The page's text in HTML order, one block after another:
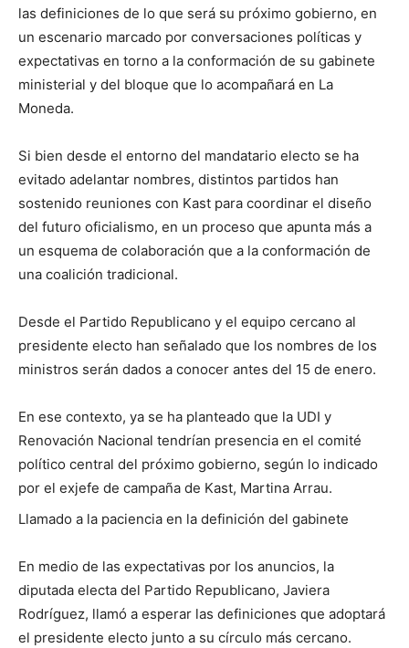
las definiciones de lo que será su próximo gobierno, en
un escenario marcado por conversaciones políticas y
expectativas en torno a la conformación de su gabinete
ministerial y del bloque que lo acompañará en La
Moneda.
Si bien desde el entorno del mandatario electo se ha
evitado adelantar nombres, distintos partidos han
sostenido reuniones con Kast para coordinar el diseño
del futuro oficialismo, en un proceso que apunta más a
un esquema de colaboración que a la conformación de
una coalición tradicional.
Desde el Partido Republicano y el equipo cercano al
presidente electo han señalado que los nombres de los
ministros serán dados a conocer antes del 15 de enero.
En ese contexto, ya se ha planteado que la UDI y
Renovación Nacional tendrían presencia en el comité
político central del próximo gobierno, según lo indicado
por el exjefe de campaña de Kast, Martina Arrau.
Llamado a la paciencia en la definición del gabinete
En medio de las expectativas por los anuncios, la
diputada electa del Partido Republicano, Javiera
Rodríguez, llamó a esperar las definiciones que adoptará
el presidente electo junto a su círculo más cercano.